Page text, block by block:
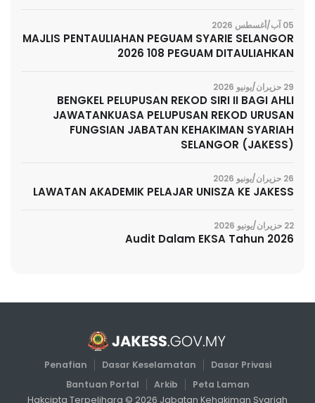
05 آب/أغسطس 2026
MAJLIS PENTAULIAHAN PEGUAM SYARIE SELANGOR
2026 108 PEGUAM DITAULIAHKAN
29 حزيران/يونيو 2026
BENGKEL PELUPUSAN REKOD SIRI II BAGI AHLI
JAWATANKUASA PELUPUSAN REKOD URUSAN
FUNGSIAN JABATAN KEHAKIMAN SYARIAH
SELANGOR (JAKESS)
26 حزيران/يونيو 2026
LAWATAN AKADEMIK PELAJAR UNISZA KE JAKESS
22 حزيران/يونيو 2026
Audit Dalam EKSA Tahun 2026
Dasar Privasi
Dasar Keselamatan
Penafian
Peta Laman
Arkib
Bantuan Portal
Hakcipta Terpelihara © 2026 Jabatan Kehakiman Syariah